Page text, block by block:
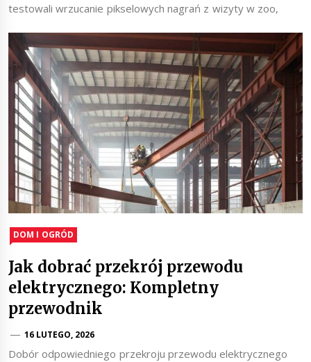
testowali wrzucanie pikselowych nagrań z wizyty w zoo,
DOM I OGRÓD
Jak dobrać przekrój przewodu
elektrycznego: Kompletny
przewodnik
16 LUTEGO, 2026
Dobór odpowiedniego przekroju przewodu elektrycznego